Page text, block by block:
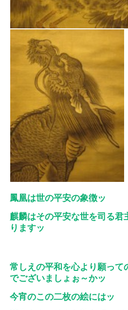
鳳凰は世の平安の象徴ッ
麒麟はその平安な世を司る君
りますッ
常しえの平和を心より願って
でございましょぉ～かッ
今宵のこの二枚の絵にはッ